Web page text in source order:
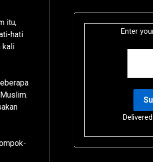
itu,
hati
kali
Enter